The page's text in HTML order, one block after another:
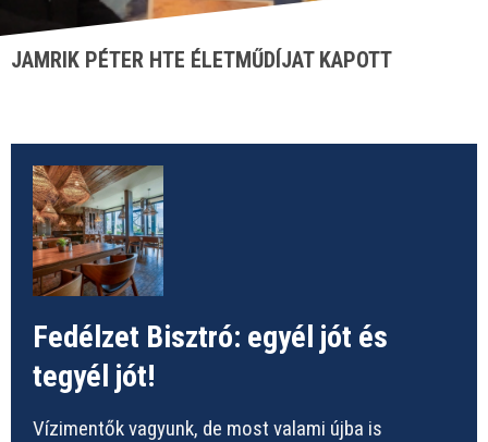
JAMRIK PÉTER HTE ÉLETMŰDÍJAT KAPOTT
Fedélzet Bisztró: egyél jót és
tegyél jót!
Vízimentők vagyunk, de most valami újba is